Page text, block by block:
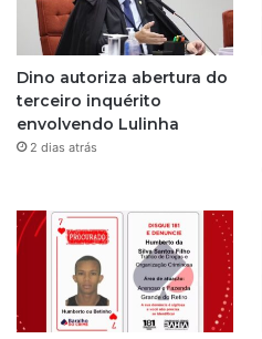
Dino autoriza abertura do
terceiro inquérito
envolvendo Lulinha
2 dias atrás